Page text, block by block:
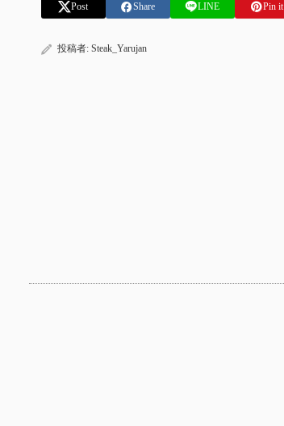
Post Share LINE Pin it
投稿者: Steak_Yarujan